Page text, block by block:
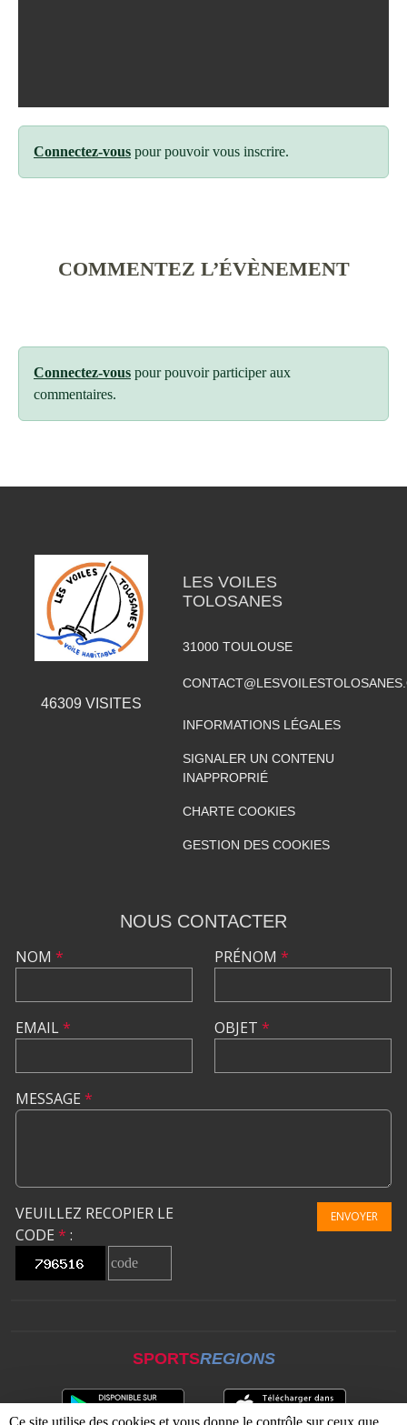
Connectez-vous pour pouvoir vous inscrire.
COMMENTEZ L’ÉVÈNEMENT
Connectez-vous pour pouvoir participer aux
commentaires.
46309 VISITES
LES VOILES
TOLOSANES
31000 TOULOUSE
INFORMATIONS LÉGALES
SIGNALER UN CONTENU
INAPPROPRIÉ
CHARTE COOKIES
GESTION DES COOKIES
NOUS CONTACTER
NOM *
EMAIL*
PRÉNOM *
OBJET *
MESSAGE *
VEUILLEZ RECOPIER LE
CODE * :
ENVOYER
SPORTSREGIONS
Ce site utilise des cookies et vous donne le contrôle sur ceux que